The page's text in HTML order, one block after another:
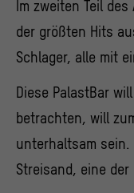
Im zweiten Teil
der größten Hits
Schlager, alle mit
Diese PalastBar
betrachten, will
unterhaltsam sein.
Streisand, eine